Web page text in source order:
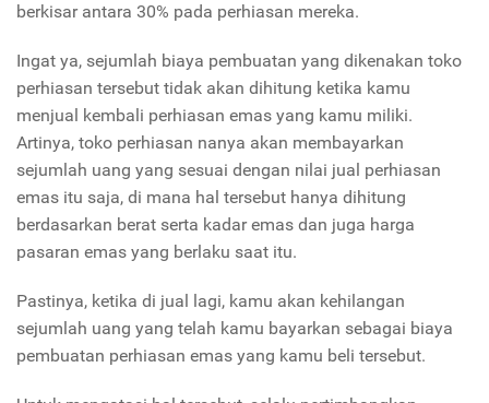
berkisar antara 30% pada perhiasan mereka.
Ingat ya, sejumlah biaya pembuatan yang dikenakan toko
perhiasan tersebut tidak akan dihitung ketika kamu
menjual kembali perhiasan emas yang kamu miliki.
Artinya, toko perhiasan nanya akan membayarkan
sejumlah uang yang sesuai dengan nilai jual perhiasan
emas itu saja, di mana hal tersebut hanya dihitung
berdasarkan berat serta kadar emas dan juga harga
pasaran emas yang berlaku saat itu.
Pastinya, ketika di jual lagi, kamu akan kehilangan
sejumlah uang yang telah kamu bayarkan sebagai biaya
pembuatan perhiasan emas yang kamu beli tersebut.